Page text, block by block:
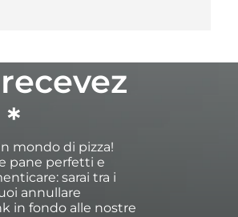
mondo di pizza!
pane perfetti e
sarai tra i
annullare
in fondo alle nostre